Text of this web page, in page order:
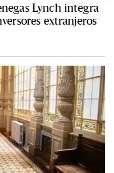
Lynch integra
extranjeros